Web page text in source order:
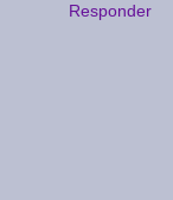
Responder